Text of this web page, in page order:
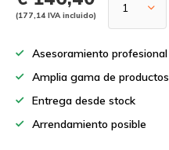
(177,14 IVA incluido)
Asesoramiento profesional
Amplia gama de productos
Entrega desde stock
Arrendamiento posible